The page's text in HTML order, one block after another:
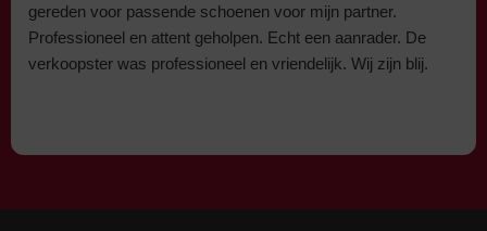
gereden voor passende schoenen voor mijn partner.
Professioneel en attent geholpen. Echt een aanrader. De
verkoopster was professioneel en vriendelijk. Wij zijn blij.